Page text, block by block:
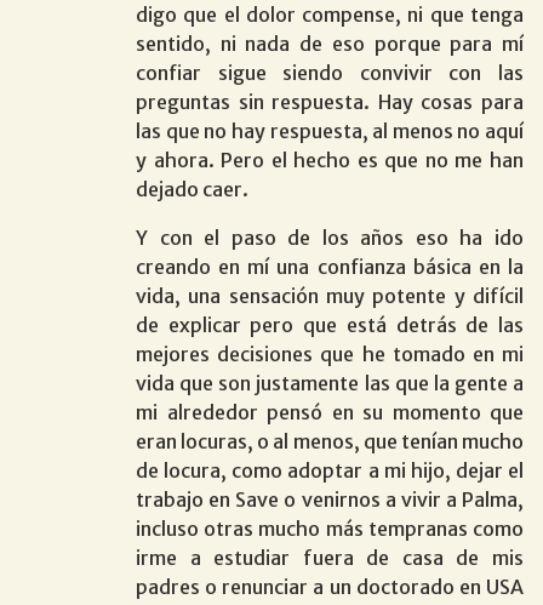
digo que el dolor compense, ni que tenga
sentido, ni nada de eso porque para mí
confiar sigue siendo convivir con las
preguntas sin respuesta. Hay cosas para
las que no hay respuesta, al menos no aquí
y ahora. Pero el hecho es que no me han
dejado caer.
Y con el paso de los años eso ha ido
creando en mí una confianza básica en la
vida, una sensación muy potente y difícil
de explicar pero que está detrás de las
mejores decisiones que he tomado en mi
vida que son justamente las que la gente a
mi alrededor pensó en su momento que
eran locuras, o al menos, que tenían mucho
de locura, como adoptar a mi hijo, dejar el
trabajo en Save o venirnos a vivir a Palma,
incluso otras mucho más tempranas como
irme a estudiar fuera de casa de mis
padres o renunciar a un doctorado en USA